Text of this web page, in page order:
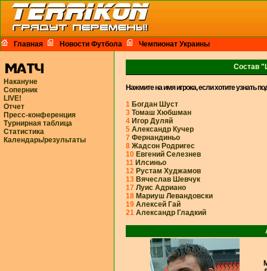
Главная Новости Футбола Чемпионат Украины
Накануне
Соперник
LIVE!
Отчет
Пресс-конференция
Турнирная таблица
Статистика
Календарь/результаты
Состав
Нажмите на имя игрока, если хотите узнать
1 Богдан Шуст
3 Томаш Хюбшман
4 Игор Дуляй
5 Александр Кучер
7 Фернандиньо
8 Жадсон Родригес
10 Евгений Селезнев
11 Илсиньо
12 Рустам Худжамов
13 Вячеслав Шевчук
17 Луис Адриано
18 Мариуш Левандовски
19 Алексей Гай
21 Александр Гладкий